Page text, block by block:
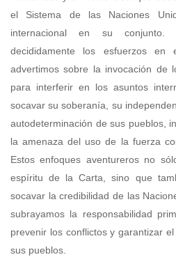
el Sistema de las Naciones
internacional en su
decididamente los esfuerzos en
advertimos sobre la invocación de
para interferir en los asuntos
socavar su soberanía, su
autodeterminación de sus pueblos,
la amenaza del uso de la fuerza
Estos enfoques aventureros no
espíritu de la Carta, sino que
socavar la credibilidad de las
subrayamos la responsabilidad
prevenir los conflictos y garantizar
sus pueblos.